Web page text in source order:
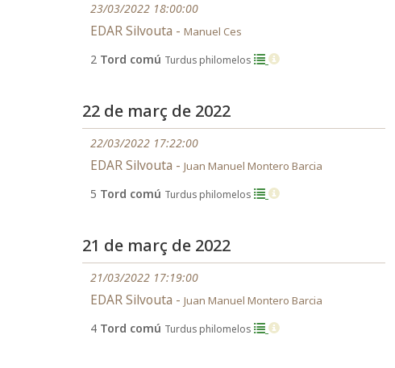
23/03/2022 18:00:00
EDAR Silvouta - Manuel Ces
2 Tord comú Turdus philomelos
22 de març de 2022
22/03/2022 17:22:00
EDAR Silvouta - Juan Manuel Montero Barcia
5 Tord comú Turdus philomelos
21 de març de 2022
21/03/2022 17:19:00
EDAR Silvouta - Juan Manuel Montero Barcia
4 Tord comú Turdus philomelos